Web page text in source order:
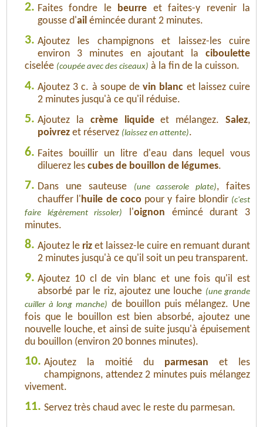
2. Faites fondre le beurre et faites-y revenir la
gousse d'ail émincée durant 2 minutes.
3. Ajoutez les champignons et laissez-les cuire
environ 3 minutes en ajoutant la ciboulette
ciselée (coupée avec des ciseaux) à la fin de la cuisson.
4. Ajoutez 3 c. à soupe devin blanc et laissez cuire
2 minutes jusqu'à ce qu'il réduise.
5. Ajoutez la crème liquideet mélangez.Salez,
poivrez et réservez (laissez en attente).
6. Faites bouillir un litre d'eau dans lequel vous
diluerez les cubes de bouillon de légumes.
7. Dans une sauteuse (une casserole plate), faites
chauffer l' huile de cocopour y faire blondir (c'est
faire légèrement rissoler)
l'oignon émincé durant 3
minutes.
8. Ajoutez le riz et laissez-le cuire en remuant durant
2 minutes jusqu'à ce qu'il soit un peu transparent.
9. Ajoutez 10 cl de vin blanc et une fois qu'il est
absorbé par le riz, ajoutez une louche (une grande
cuiller à long manche) de bouillon puis mélangez. Une
fois que le bouillon est bien absorbé, ajoutez une
nouvelle louche, et ainsi de suite jusqu'à épuisement
du bouillon (environ 20 bonnes minutes).
10. Ajoutez la moitié du parmesan et les
champignons, attendez 2 minutes puis mélangez
vivement.
11. Servez très chaud avec le reste du parmesan.